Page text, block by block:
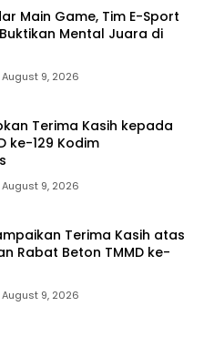
Main Game, Tim E-Sport
Buktikan Mental Juara di
August 9, 2026
Terima Kasih kepada
ke-129 Kodim
August 9, 2026
Terima Kasih atas
Rabat Beton TMMD ke-
August 9, 2026